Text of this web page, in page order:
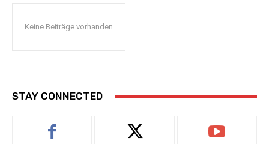
Keine Beiträge vorhanden
STAY CONNECTED